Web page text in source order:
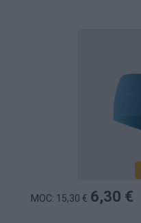
MOC: 15,30 € 6,30 €